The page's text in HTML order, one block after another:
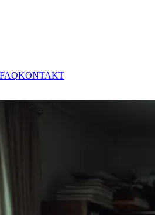
FAQKONTAKT